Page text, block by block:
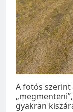
A fotós szerint
gyakran